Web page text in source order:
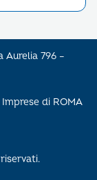
Aurelia 796 –
di ROMA